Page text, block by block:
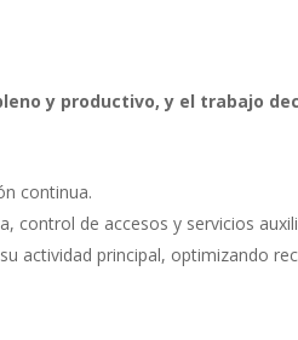
y productivo, y el trabajo
continua.
control de accesos y servicios
actividad principal, optimizando